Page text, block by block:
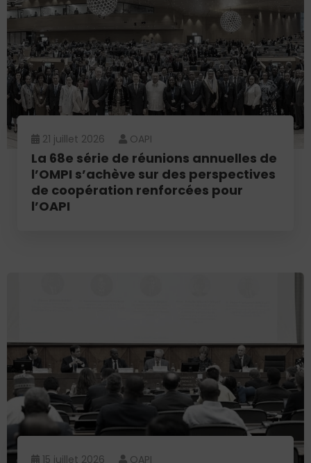
21 juillet 2026 OAPI
La 68e série de réunions annuelles de
l’OMPI s’achève sur des perspectives
de coopération renforcées pour
l’OAPI
15 juillet 2026 OAPI